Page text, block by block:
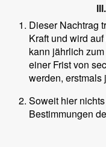
Dieser Nachtrag
Kraft und wird
kann jährlich
einer Frist von
werden, erstmals
Soweit hier
Bestimmungen